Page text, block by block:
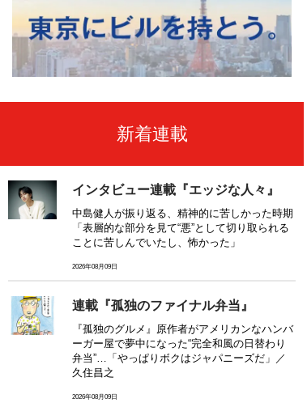
新着連載
インタビュー連載『エッジな人々』
中島健人が振り返る、精神的に苦しかった時期
「表層的な部分を見て“悪”として切り取られる
ことに苦しんでいたし、怖かった」
2026年08月09日
連載『孤独のファイナル弁当』
『孤独のグルメ』原作者がアメリカンなハンバ
ーガー屋で夢中になった“完全和風の日替わり
弁当”…「やっぱりボクはジャパニーズだ」／
久住昌之
2026年08月09日